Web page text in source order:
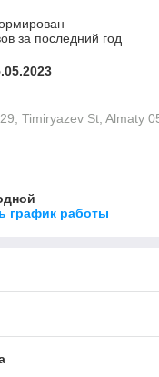
за последний год
Timiryazev St, Almaty
график работы